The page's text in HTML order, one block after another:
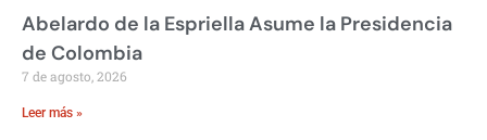
Abelardo de la Espriella Asume la Presidencia
de Colombia
7 de agosto, 2026
Leer más »